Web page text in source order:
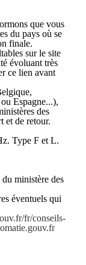
que vous
du pays où se
finale.
sur le site
évoluant très
ce lien avant
Espagne...),
des
et de retour.
Type F et L.
ministère des
éventuels qui
fr/conseils-